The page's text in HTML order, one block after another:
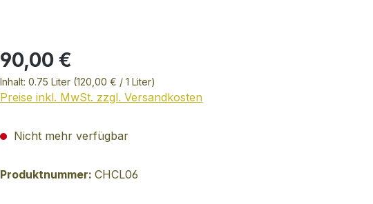
90,00 €
Inhalt: 0.75 Liter (120,00 € / 1 Liter)
Preise inkl. MwSt. zzgl. Versandkosten
Nicht mehr verfügbar
Produktnummer: CHCL06